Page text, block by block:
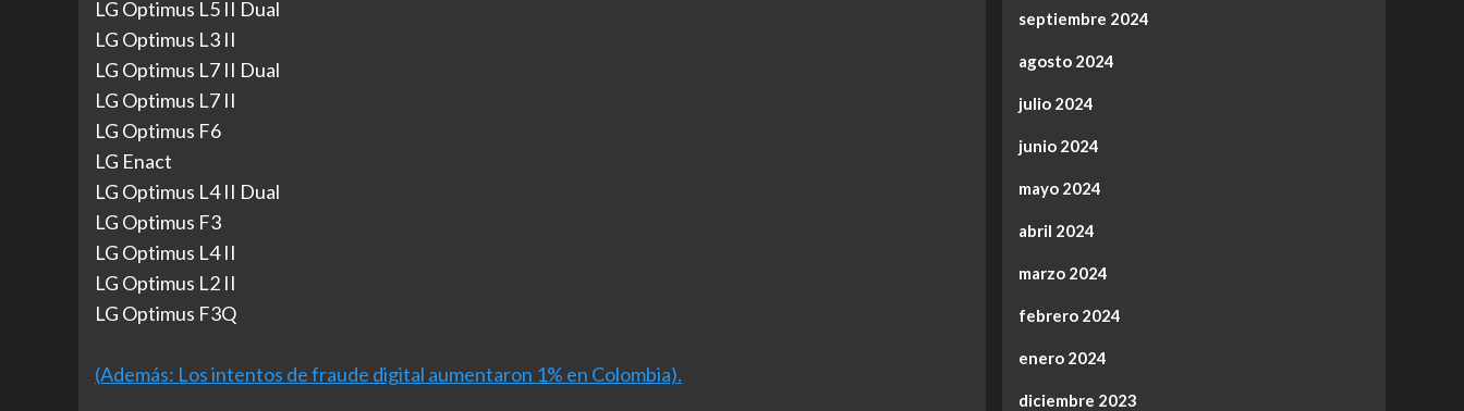
LG Optimus L5 II Dual
LG Optimus L3 II
LG Optimus L7 II Dual
LG Optimus L7 II
LG Optimus F6
LG Enact
LG Optimus L4 II Dual
LG Optimus F3
LG Optimus L4 II
LG Optimus L2 II
LG Optimus F3Q
(Además: Los intentos de fraude digital aumentaron 1% en Colombia).
septiembre 2024
agosto 2024
julio 2024
junio 2024
mayo 2024
abril 2024
marzo 2024
febrero 2024
enero 2024
diciembre 2023